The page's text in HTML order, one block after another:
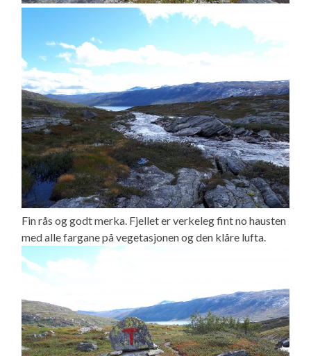
Fin rås og godt merka. Fjellet er verkeleg fint no hausten
med alle fargane på vegetasjonen og den klåre lufta.